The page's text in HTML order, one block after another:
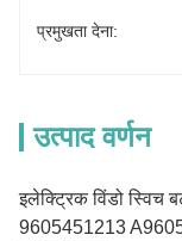
प्रमुखता देना:
उत्पाद वर्णन
इलेक्ट्रिक विंडो स्विच
9605451213